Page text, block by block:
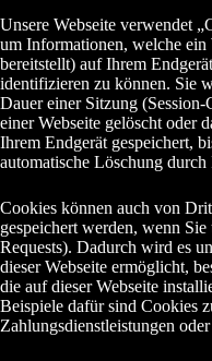
Unsere Webseite verwendet
um Informationen, welche ein
bereitstellt) auf Ihrem
identifizieren zu können. Sie
Dauer einer Sitzung
einer Webseite gelöscht oder
Ihrem Endgerät gespeichert,
automatische Löschung
Cookies können auch von
gespeichert werden, wenn
Requests). Dadurch wird es
dieser Webseite ermöglicht,
die auf dieser Webseite
Beispiele dafür sind Cookies
Zahlungsdienstleistungen